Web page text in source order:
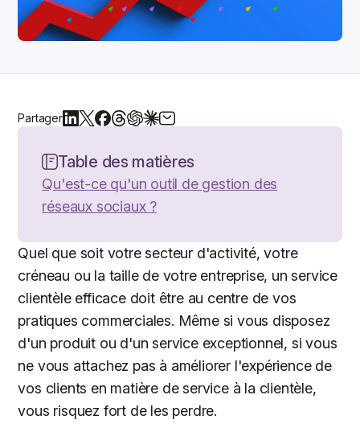
Partager
Table des matières
Qu'est-ce qu'un outil de gestion des
réseaux sociaux ?
Quel que soit votre secteur d'activité, votre
créneau ou la taille de votre entreprise, un service
clientèle efficace doit être au centre de vos
pratiques commerciales. Même si vous disposez
d'un produit ou d'un service exceptionnel, si vous
ne vous attachez pas à améliorer l'expérience de
vos clients en matière de service à la clientèle,
vous risquez fort de les perdre.